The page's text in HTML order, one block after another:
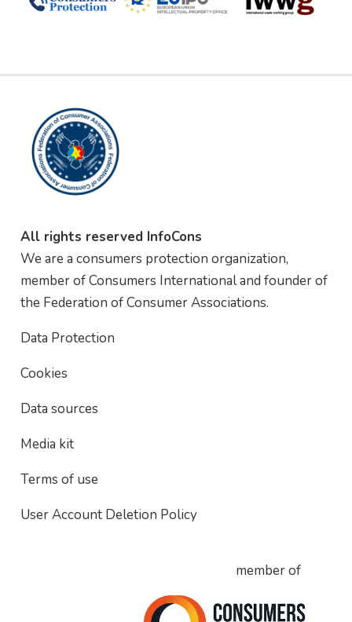
All rights reserved InfoCons
We are a consumers protection organization,
member of Consumers International and founder of
the Federation of Consumer Associations.
Data Protection
Cookies
Data sources
Media kit
Terms of use
User Account Deletion Policy
member of